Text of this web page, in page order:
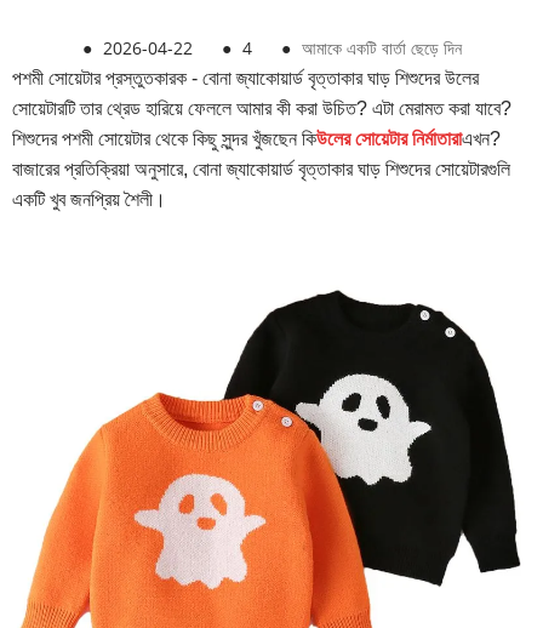
● 2026-04-22 ● 4 ● আমাকে একটি বার্তা ছেড়ে দিন
পশমী সোয়েটার প্রস্তুতকারক - বোনা জ্যাকোয়ার্ড বৃত্তাকার ঘাড় শিশুদের উলের
সোয়েটারটি তার থ্রেড হারিয়ে ফেললে আমার কী করা উচিত? এটা মেরামত করা যাবে?
শিশুদের পশমী সোয়েটার থেকে কিছু সুন্দর খুঁজছেন কিউলের সোয়েটার নির্মাতারাএখন?
বাজারের প্রতিক্রিয়া অনুসারে, বোনা জ্যাকোয়ার্ড বৃত্তাকার ঘাড় শিশুদের সোয়েটারগুলি
একটি খুব জনপ্রিয় শৈলী।